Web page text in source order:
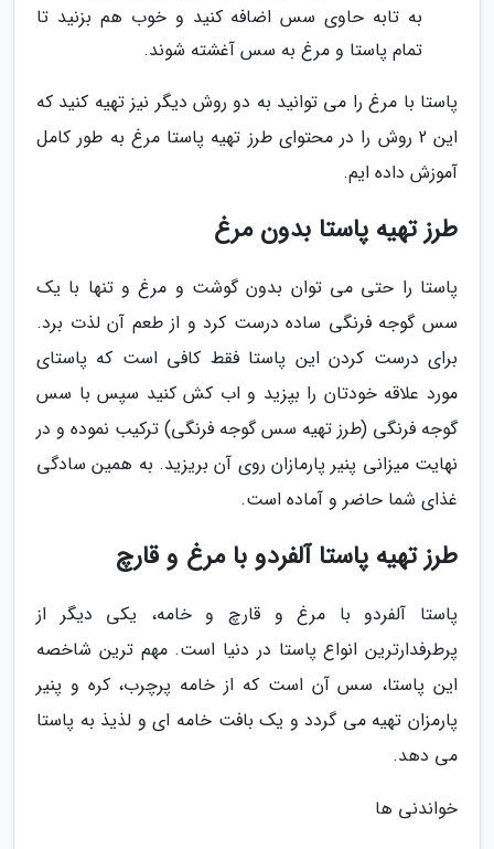
به تابه حاوی سس اضافه کنید و خوب هم بزنید تا
تمام پاستا و مرغ به سس آغشته شوند.
پاستا با مرغ را می توانید به دو روش دیگر نیز تهیه کنید که
این 2 روش را در محتوای طرز تهیه پاستا مرغ به طور کامل
آموزش داده ایم.
طرز تهیه پاستا بدون مرغ
پاستا را حتی می توان بدون گوشت و مرغ و تنها با یک
سس گوجه فرنگی ساده درست کرد و از طعم آن لذت برد.
برای درست کردن این پاستا فقط کافی است که پاستای
مورد علاقه خودتان را بپزید و اب کش کنید سپس با سس
گوجه فرنگی (طرز تهیه سس گوجه فرنگی) ترکیب نموده و در
نهایت میزانی پنیر پارمازان روی آن بریزید. به همین سادگی
غذای شما حاضر و آماده است.
طرز تهیه پاستا آلفردو با مرغ و قارچ
پاستا آلفردو با مرغ و قارچ و خامه، یکی دیگر از
پرطرفدارترین انواع پاستا در دنیا است. مهم ترین شاخصه
این پاستا، سس آن است که از خامه پرچرب، کره و پنیر
پارمزان تهیه می گردد و یک بافت خامه ای و لذیذ به پاستا
می دهد.
خواندنی ها